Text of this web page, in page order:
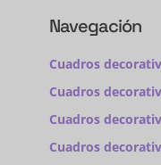
Navegación
Cuadros
Cuadros
Cuadros
Cuadros